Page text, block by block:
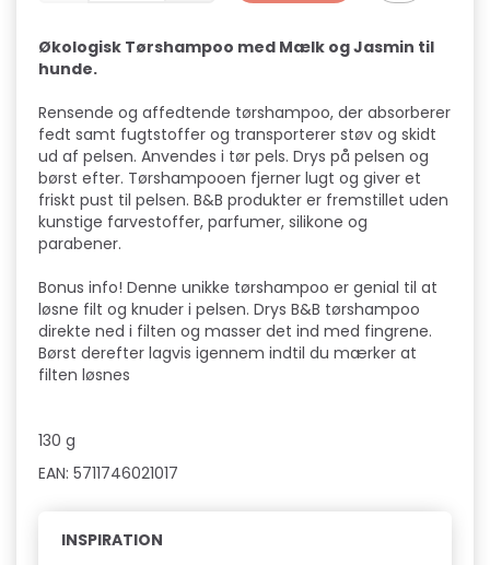
Økologisk Tørshampoo med Mælk og Jasmin til
hunde.
Rensende og affedtende tørshampoo, der absorberer
fedt samt fugtstoffer og transporterer støv og skidt
ud af pelsen. Anvendes i tør pels. Drys på pelsen og
børst efter. Tørshampooen fjerner lugt og giver et
friskt pust til pelsen. B&B produkter er fremstillet uden
kunstige farvestoffer, parfumer, silikone og
parabener.
Bonus info! Denne unikke tørshampoo er genial til at
løsne filt og knuder i pelsen. Drys B&B tørshampoo
direkte ned i filten og masser det ind med fingrene.
Børst derefter lagvis igennem indtil du mærker at
filten løsnes
130 g
EAN: 5711746021017
INSPIRATION